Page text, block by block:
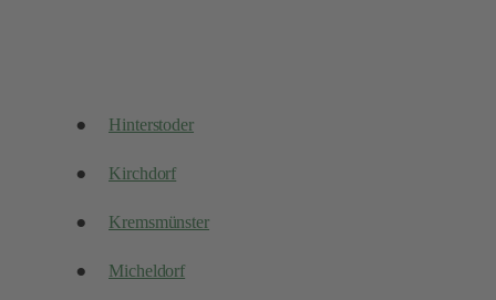
Hinterstoder
Kirchdorf
Kremsmünster
Micheldorf